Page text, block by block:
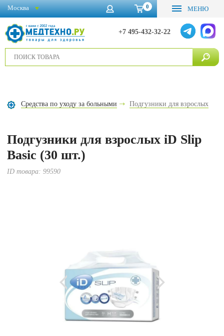
0 МЕНЮ
+7 495-432-32-22
Москва
Средства по уходу за больными Подгузники для взрослых
Подгузники для взрослых iD Slip
Basic (30 шт.)
ID товара:99590